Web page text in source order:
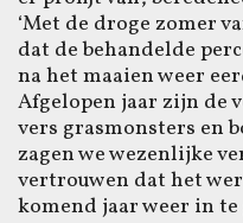
‘Met de droge zomer
dat de behandelde
na het maaien weer
Afgelopen jaar zijn de
vers grasmonsters en
zagen we wezenlijke
vertrouwen dat het
komend jaar weer in te